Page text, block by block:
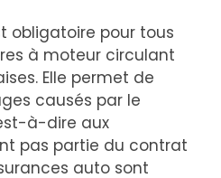
obligatoire pour tous
à moteur circulant
Elle permet de
causés par le
à-dire aux
pas partie du contrat
auto sont